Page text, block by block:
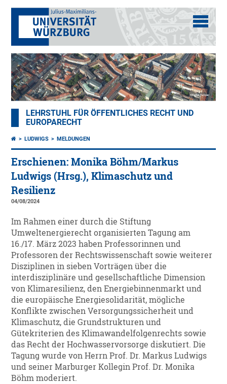
LEHRSTUHL FÜR ÖFFENTLICHES RECHT UND
EUROPARECHT
LUDWIGS MELDUNGEN
Erschienen: Monika Böhm/Markus
Ludwigs (Hrsg.), Klimaschutz und
Resilienz
04/08/2024
Im Rahmen einer durch die Stiftung
Umweltenergierecht organisierten Tagung am
16./17. März 2023 haben Professorinnen und
Professoren der Rechtswissenschaft sowie weiterer
Disziplinen in sieben Vorträgen über die
interdisziplinäre und gesellschaftliche Dimension
von Klimaresilienz, den Energiebinnenmarkt und
die europäische Energiesolidarität, mögliche
Konflikte zwischen Versorgungssicherheit und
Klimaschutz, die Grundstrukturen und
Gütekriterien des Klimawandelfolgenrechts sowie
das Recht der Hochwasservorsorge diskutiert. Die
Tagung wurde von Herrn Prof. Dr. Markus Ludwigs
und seiner Marburger Kollegin Prof. Dr. Monika
Böhm moderiert.